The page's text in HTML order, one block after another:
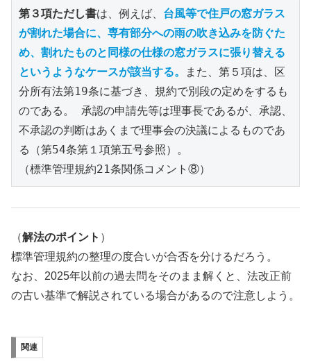
第３項ただし書は、例えば、 台風等で住戸の窓ガラス
が割れた場合に、専有部分への雨の吹き込みを防ぐた
め、割れたものと同様の仕様の窓ガラスに張り替える
というようなケースが該当する。
また、第５項は、区
分所有法第19条に基づき、規約で別段の定めをするも
のである。 承認の申請先等は理事長であるが、承認、
不承認の判断はあくまで理事会の決議によるものであ
る（第54条第１項第五号参照）。
（標準管理規約21条関係コメント⑧）
（解法のポイント ）
標準管理規約の整理の度合いが合否を分けるだろう。
なお、2025年以前の過去問をそのまま解くと、法改正前
の古い基準で解説されている場合があるので注意しよう。
関連